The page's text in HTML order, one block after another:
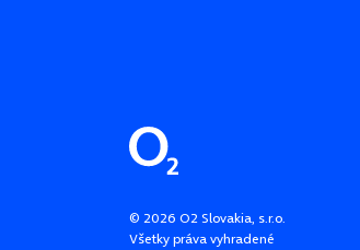
Pätička stránky
© 2026 O2 Slovakia, s.r.o.
Všetky práva vyhradené